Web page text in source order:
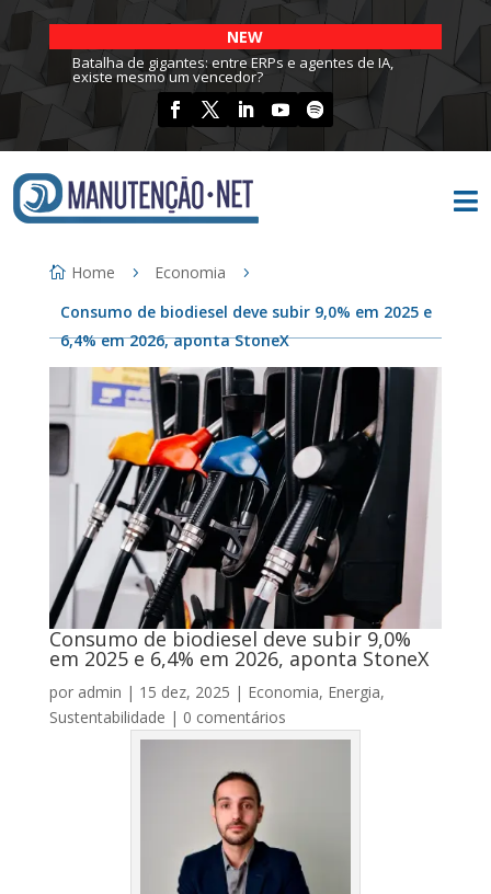
NEW
Batalha de gigantes: entre ERPs e agentes de IA,
existe mesmo um vencedor?

Home
Economia
Consumo de biodiesel deve subir 9,0% em 2025 e
6,4% em 2026, aponta StoneX
Consumo de biodiesel deve subir 9,0%
em 2025 e 6,4% em 2026, aponta StoneX
por admin | 15 dez, 2025 | Economia, Energia,
Sustentabilidade | 0 comentários